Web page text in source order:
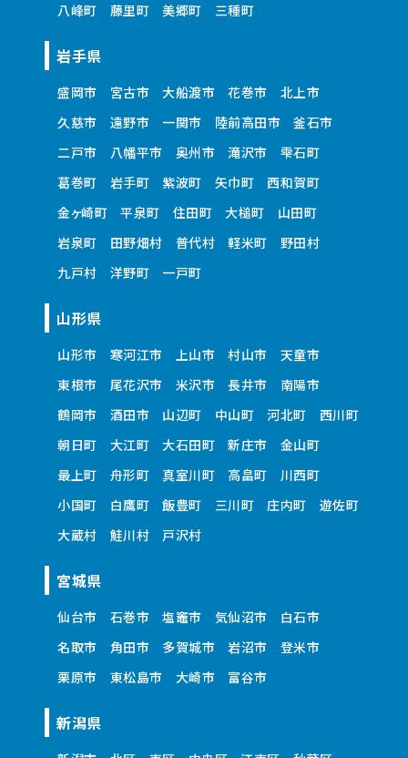
八峰町
藤里町 美郷町 三種町
岩手県
盛岡市 宮古市 大船渡市 花巻市
北上市
久慈市
遠野市 一関市 陸前高田市
釜石市
二戸市
八幡平市 奥州市 滝沢市
雫石町
葛巻町
岩手町 紫波町 矢巾町
西和賀町
金ヶ崎町
平泉町 住田町 大槌町
山田町
岩泉町
田野畑村 普代村 軽米町
野田村
九戸村
洋野町 一戸町
山形県
山形市 寒河江市 上山市 村山市
天童市
東根市
尾花沢市 米沢市 長井市
南陽市
鶴岡市
酒田市 山辺町 中山町 河北町
西川町
朝日町
大江町 大石田町 新庄市
金山町
最上町
舟形町 真室川町 高畠町
川西町
小国町
白鷹町 飯豊町 三川町 庄内町
遊佐町
大蔵村
鮭川村 戸沢村
宮城県
仙台市 石巻市 塩竈市 気仙沼市
白石市
名取市
角田市 多賀城市 岩沼市
登米市
栗原市
東松島市 大崎市 富谷市
新潟県